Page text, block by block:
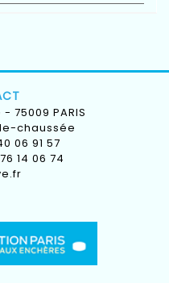
75009 PARIS
chaussée
06 91 57
14 06 74